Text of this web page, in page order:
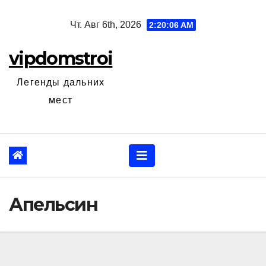
Чт. Авг 6th, 2026 2:20:07 AM
vipdomstroi
Легенды дальних
мест
Апельсин